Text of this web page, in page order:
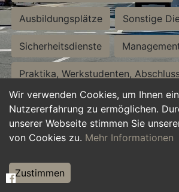
Wir verwenden Cookies, um Ihnen
Nutzererfahrung zu ermöglichen.
unserer Webseite stimmen Sie
von Cookies zu. Mehr Informationen
Zustimmen
Ausbildungsplätze Sonstige
Sicherheitsdienste
Praktika, Werkstudenten,
Personalwesen Assistenz,
Hilfskräfte, Aushilfs- und Nebenjobs
Weiterbildung, Studium, duale